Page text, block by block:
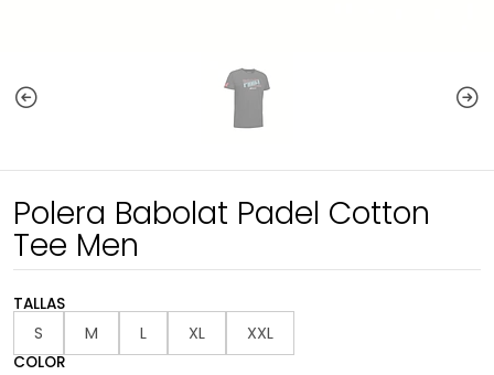
Polera Babolat Padel Cotton
Tee Men
TALLAS
S M L XL XXL
COLOR